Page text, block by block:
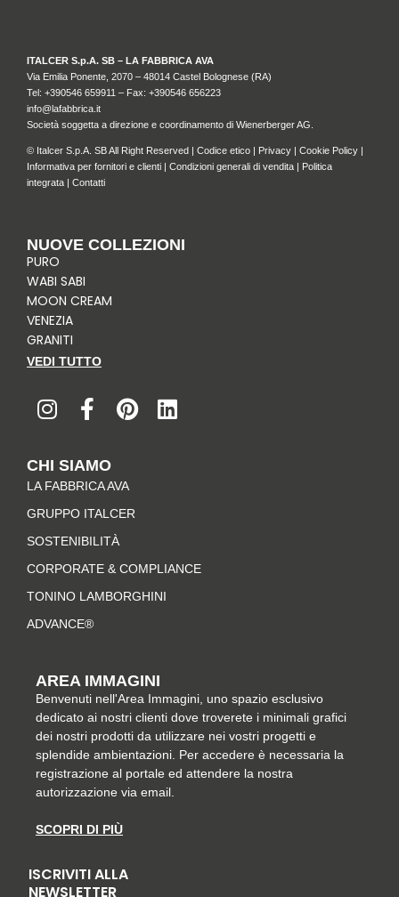
ITALCER S.p.A. SB – LA FABBRICA AVA
Via Emilia Ponente, 2070 – 48014 Castel Bolognese (RA)
Tel: +390546 659911 – Fax: +390546 656223
info@lafabbrica.it
Società soggetta a direzione e coordinamento di Wienerberger AG.
© Italcer S.p.A. SB All Right Reserved | Codice etico | Privacy | Cookie Policy |
Informativa per fornitori e clienti | Condizioni generali di vendita | Politica
integrata | Contatti
NUOVE COLLEZIONI
PURO
WABI SABI
MOON CREAM
VENEZIA
GRANITI
VEDI TUTTO
n
s
a
g
r
a
m
a
c
b
o
o
k
-
f
i
n
r
e
t
i
n
CHI SIAMO
LA FABBRICA AVA
GRUPPO ITALCER
SOSTENIBILITÀ
CORPORATE & COMPLIANCE
TONINO LAMBORGHINI
ADVANCE®
AREA IMMAGINI
Benvenuti nell'Area Immagini, uno spazio esclusivo
dedicato ai nostri clienti dove troverete i minimali grafici
dei nostri prodotti da utilizzare nei vostri progetti e
splendide ambientazioni. Per accedere è necessaria la
registrazione al portale ed attendere la nostra
autorizzazione via email.
SCOPRI DI PIÙ
ISCRIVITI ALLA
NEWSLETTER